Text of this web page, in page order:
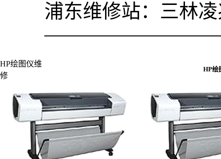
浦东维修站：三林
HP绘图仪维
修
HP绘